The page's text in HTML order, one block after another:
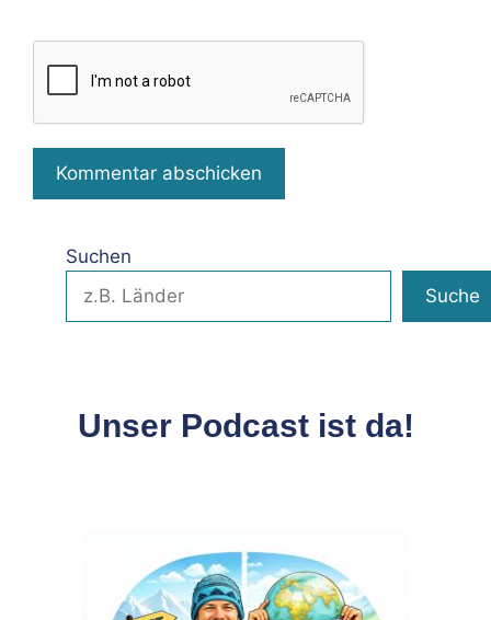
Suchen
Suche
Unser Podcast ist da!